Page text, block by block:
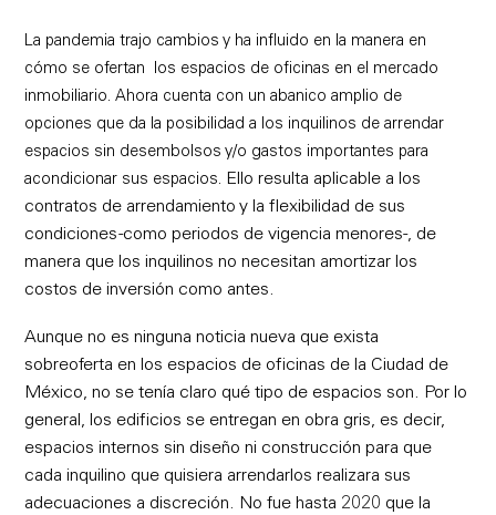
La pandemia trajo cambios y ha influido en la manera en
cómo se ofertan los espacios de oficinas en el mercado
inmobiliario. Ahora cuenta con un abanico amplio de
opciones que da la posibilidad a los inquilinos de arrendar
espacios sin desembolsos y/o gastos importantes para
acondicionar sus espacios. Ello resulta aplicable a los
contratos de arrendamiento y la flexibilidad de sus
condiciones -como periodos de vigencia menores-, de
manera que los inquilinos no necesitan amortizar los
costos de inversión como antes.
Aunque no es ninguna noticia nueva que exista
sobreoferta en los espacios de oficinas de la Ciudad de
México, no se tenía claro qué tipo de espacios son. Por lo
general, los edificios se entregan en obra gris, es decir,
espacios internos sin diseño ni construcción para que
cada inquilino que quisiera arrendarlos realizara sus
adecuaciones a discreción. No fue hasta 2020 que la